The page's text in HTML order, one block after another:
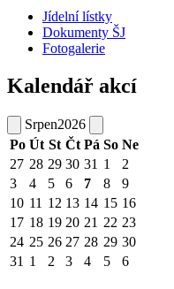
Jídelní lístky
Dokumenty ŠJ
Fotogalerie
Kalendář akcí
Srpen2026
Po Út St Čt Pá So Ne
27 28 29 30 31 1
2
3
4 5 6 7 8
9
10 11 12 13 14 15 16
17 18 19 20 21 22 23
24 25 26 27 28 29 30
31 1 2 3 4 5 6